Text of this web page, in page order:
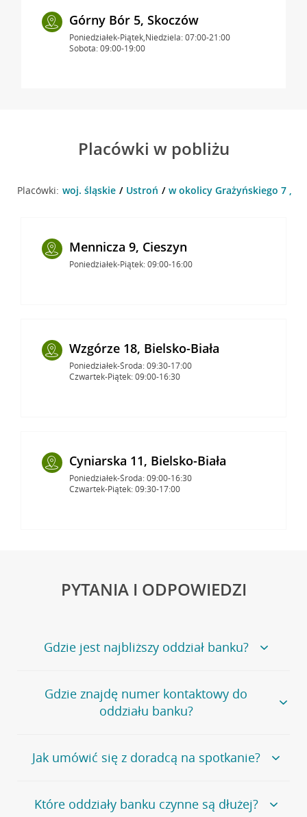
Górny Bór 5, Skoczów
Poniedziałek-Piątek,Niedziela: 07:00-21:00
Sobota: 09:00-19:00
Placówki w pobliżu
Placówki: woj. śląskie Ustroń w okolicy Grażyńskiego 7 ,
Mennicza 9, Cieszyn
Poniedziałek-Piątek: 09:00-16:00
Wzgórze 18, Bielsko-Biała
Poniedziałek-Środa: 09:30-17:00
Czwartek-Piątek: 09:00-16:30
Cyniarska 11, Bielsko-Biała
Poniedziałek-Środa: 09:00-16:30
Czwartek-Piątek: 09:30-17:00
PYTANIA I ODPOWIEDZI
Gdzie jest najbliższy oddział banku?
Jeśli szukasz oddziału naszego banku, zapraszamy na
stronęPlacówki i bankomaty, na której znajduje się
wygodna wyszukiwarka.
oddziałów
Gdzie znajdę numer kontaktowy do
oddziału banku?
Bank Credit Agricole nie udostępnia ogólnego numeru
telefonu do placówki bankowej.
umówienia się z doradcą w placówce bankowej .
Jak umówić się z doradcą na spotkanie?
Jeśli jesteś już naszym
klientemmożeszsamodzielnieumówić się na spotkanie z
Które oddziały banku czynne są dłużej?